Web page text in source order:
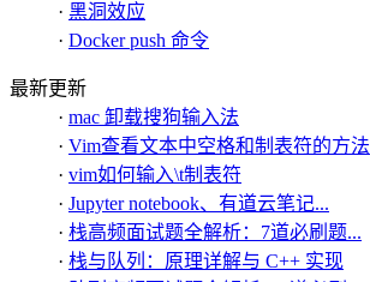
· 黑洞效应
· Docker push 命令
最新更新
· mac 卸载搜狗输入法
· Vim查看文本中空格和制表符的方法
· vim如何输入\t制表符
· Jupyter notebook、有道云笔记...
· 栈高频面试题全解析：7道必刷题...
· 栈与队列：原理详解与 C++ 实现